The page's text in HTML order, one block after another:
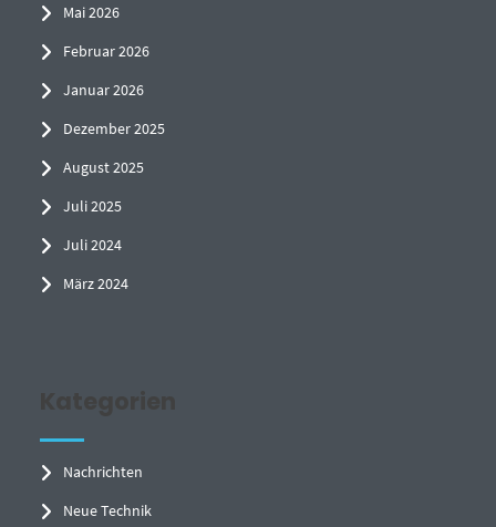
Mai 2026
Februar 2026
Januar 2026
Dezember 2025
August 2025
Juli 2025
Juli 2024
März 2024
Kategorien
Nachrichten
Neue Technik